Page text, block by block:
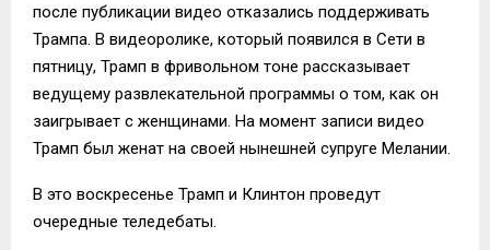
после публикации видео отказались поддерживать
Трампа. В видеоролике, который появился в Сети в
пятницу, Трамп в фривольном тоне рассказывает
ведущему развлекательной программы о том, как он
заигрывает с женщинами. На момент записи видео
Трамп был женат на своей нынешней супруге Мелании.
В это воскресенье Трамп и Клинтон проведут
очередные теледебаты.